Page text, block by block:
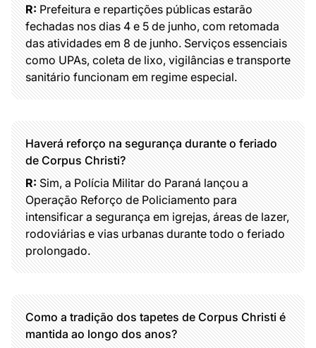
R:Prefeitura e repartições públicas estarão
fechadas nos dias 4 e 5 de junho, com retomada
das atividades em 8 de junho. Serviços essenciais
como UPAs, coleta de lixo, vigilâncias e transporte
sanitário funcionam em regime especial.
Haverá reforço na segurança durante o feriado
de Corpus Christi?
R:Sim, a Polícia Militar do Paraná lançou a
Operação Reforço de Policiamento para
intensificar a segurança em igrejas, áreas de lazer,
rodoviárias e vias urbanas durante todo o feriado
prolongado.
Como a tradição dos tapetes de Corpus Christi é
mantida ao longo dos anos?